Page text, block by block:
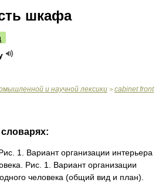
шкафа
и научной лексики > cabinet front
1. Вариант организации интерьера
Рис. 1. Вариант организации
человека (общий вид и план).